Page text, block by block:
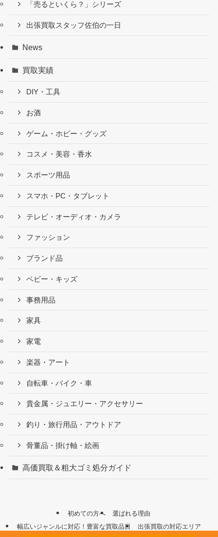
「売るといくら？」シリーズ
出張買取スタッフ佐伯の一日
News
買取実績
DIY・工具
お酒
ゲーム・ホビー・グッズ
コスメ・美容・香水
スポーツ用品
スマホ・PC・タブレット
テレビ・オーディオ・カメラ
ファッション
ブランド品
ベビー・キッズ
事務用品
家具
家電
楽器・アート
自転車・バイク・車
貴金属・ジュエリー・アクセサリー
釣り・旅行用品・アウトドア
骨董品・掛け軸・絵画
高価買取＆粗大ゴミ処分ガイド
初めての方へ
選ばれる理由
幅広いジャンルに対応！豊富な買取品目
出張買取の対応エリア